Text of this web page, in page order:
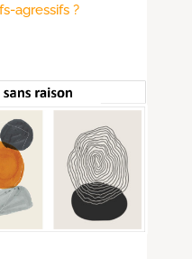
agressifs ?